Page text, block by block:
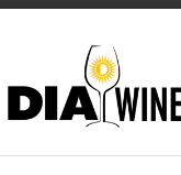
você está?
Pernambuco